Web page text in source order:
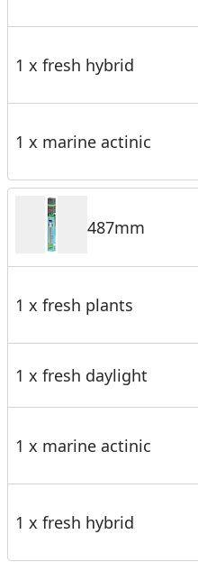
1 x fresh hybrid
1 x marine actinic
487mm
1 x fresh plants
1 x fresh daylight
1 x marine actinic
1 x fresh hybrid